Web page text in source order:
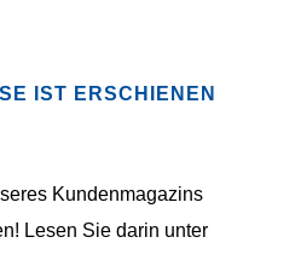
IST ERSCHIENEN
Kundenmagazins
Lesen Sie darin unter